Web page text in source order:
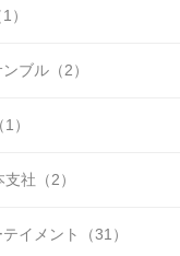
）
ブル（2）
）
社（2）
イメント（31）